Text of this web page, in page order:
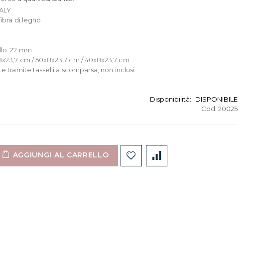
di legno
22 mm
cm / 50x8x23,7 cm / 40x8x23,7 cm
tramite tasselli a scomparsa, non inclusi
Disponibilità:
DISPONIBILE
Cod: 20025
AGGIUNGI AL CARRELLO